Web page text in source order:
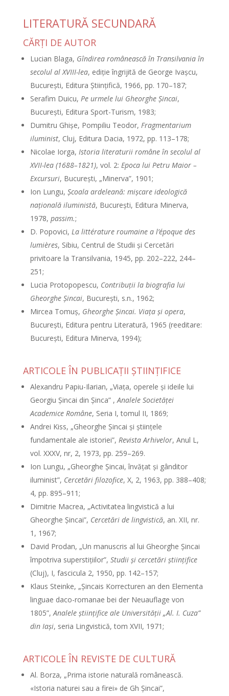
LITERATURĂ SECUNDARĂ
CĂRŢI DE AUTOR
Lucian Blaga, Gîndirea românească în Transilvania în
secolul al XVIII-lea, ediţie îngrijită de George Ivaşcu,
Bucureşti, Editura Ştiinţifică, 1966, pp. 170–187;
Serafim Duicu, Pe urmele lui Gheorghe Şincai,
Bucureşti, Editura Sport-Turism, 1983;
Dumitru Ghişe, Pompiliu Teodor, Fragmentarium
iluminist, Cluj, Editura Dacia, 1972, pp. 113–178;
Nicolae Iorga, Istoria literaturii române în secolul al
XVII-lea (1688–1821), vol. 2: Epoca lui Petru Maior –
Excursuri, Bucureşti, „Minerva”, 1901;
Ion Lungu, Şcoala ardeleană: mişcare ideologică
naţională iluministă, Bucureşti, Editura Minerva,
1978, passim.;
D. Popovici, La littérature roumaine a l’époque des
lumières, Sibiu, Centrul de Studii şi Cercetări
privitoare la Transilvania, 1945, pp. 202–222, 244–
251;
Lucia Protopopescu, Contribuţii la biografia lui
Gheorghe Şincai, Bucureşti, s.n., 1962;
Mircea Tomuş, Gheorghe Şincai. Viaţa şi opera,
Bucureşti, Editura pentru Literatură, 1965 (reeditare:
Bucureşti, Editura Minerva, 1994);
ARTICOLE ÎN PUBLICAŢII ŞTIINŢIFICE
Alexandru Papiu-Ilarian, „Viaţa, operele şi ideile lui
Georgiu Şincai din Şinca” ,Analele Societăţei
Academice Române, Seria I, tomul II, 1869;
Andrei Kiss, „Gheorghe Şincai şi ştiinţele
fundamentale ale istoriei”, Revista Arhivelor, Anul L,
vol. XXXV, nr, 2, 1973, pp. 259–269.
Ion Lungu, „Gheorghe Şincai, învăţat şi gânditor
iluminist”, Cercetări filozofice, X, 2, 1963, pp. 388–408;
4, pp. 895–911;
Dimitrie Macrea, „Activitatea lingvistică a lui
Gheorghe Şincai”, Cercetări de lingvistică, an. XII, nr.
1, 1967;
David Prodan, „Un manuscris al lui Gheorghe Şincai
împotriva superstiţiilor”, Studii şi cercetări ştiinţifice
(Cluj), I, fascicula 2, 1950, pp. 142–157;
Klaus Steinke, „Şincais Korrecturen an den Elementa
linguae daco-romanae bei der Neuauflage von
1805”,Analele ştiinţifice ale Universităţii „Al. I. Cuza”
din Iaşi, seria Lingvistică, tom XVII, 1971;
ARTICOLE ÎN REVISTE DE CULTURĂ
Al. Borza, „Prima istorie naturală românească.
«Istoria naturei sau a firei» de Gh Şincai”,